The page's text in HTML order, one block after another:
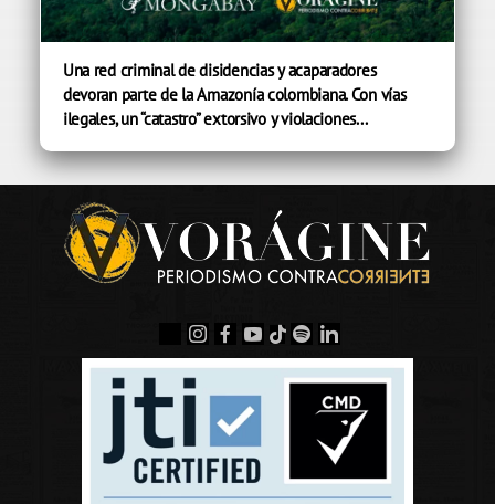
Una red criminal de disidencias y acaparadores
devoran parte de la Amazonía colombiana. Con vías
ilegales, un “catastro” extorsivo y violaciones...